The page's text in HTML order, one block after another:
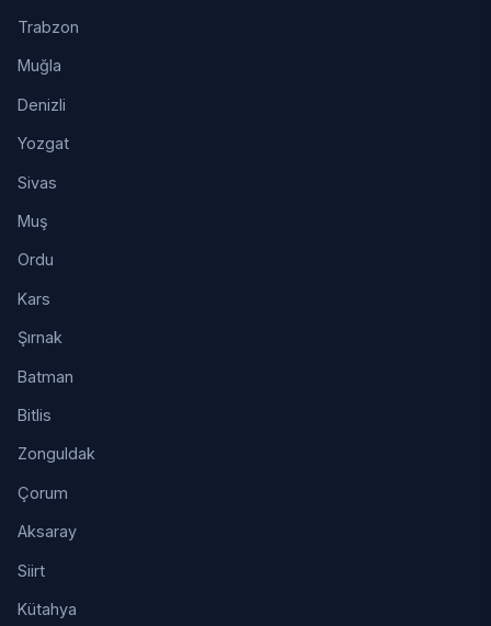
Trabzon
Muğla
Denizli
Yozgat
Sivas
Muş
Ordu
Kars
Şırnak
Batman
Bitlis
Zonguldak
Çorum
Aksaray
Siirt
Kütahya